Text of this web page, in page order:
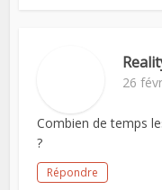
26
Combien de temps
?
Répondre